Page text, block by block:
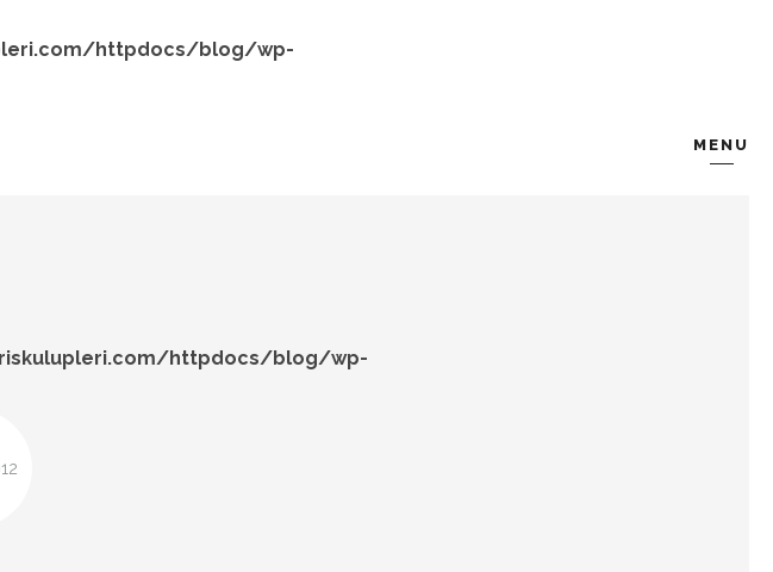
httpdocs/blog/wp-
MENU
httpdocs/blog/wp-